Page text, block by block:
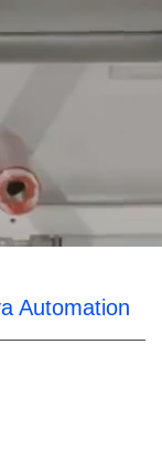
Automation